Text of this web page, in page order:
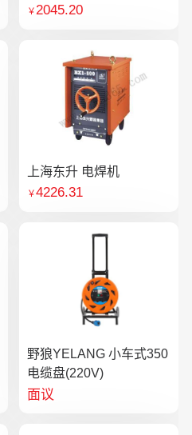
￥2045.20
上海东升 电焊机
￥4226.31
野狼YELANG 小车式350
电缆盘(220V)
面议